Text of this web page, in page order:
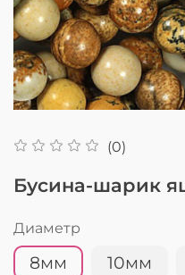
(0)
Бусина-шарик
Диаметр
8мм 10мм